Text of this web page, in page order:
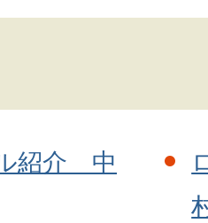
紹介 中